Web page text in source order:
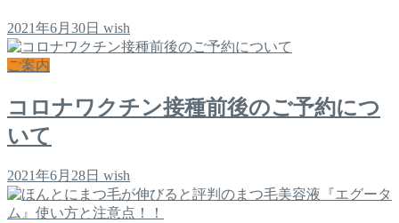
2021年6月30日 wish
ご案内
コロナワクチン接種前後のご予約につ
いて
2021年6月28日 wish